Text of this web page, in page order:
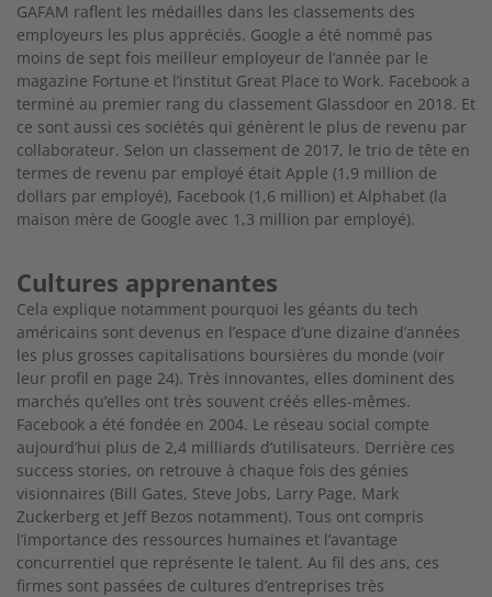
GAFAM raflent les médailles dans les classements des
employeurs les plus appréciés. Google a été nommé pas
moins de sept fois meilleur employeur de l’année par le
magazine Fortune et l’institut Great Place to Work. Facebook a
terminé au premier rang du classement Glassdoor en 2018. Et
ce sont aussi ces sociétés qui génèrent le plus de revenu par
collaborateur. Selon un classement de 2017, le trio de tête en
termes de revenu par employé était Apple (1,9 million de
dollars par employé), Facebook (1,6 million) et Alphabet (la
maison mère de Google avec 1,3 million par employé).
Cultures apprenantes
Cela explique notamment pourquoi les géants du tech
américains sont devenus en l’espace d’une dizaine d’années
les plus grosses capitalisations boursières du monde (voir
leur profil en page 24). Très innovantes, elles dominent des
marchés qu’elles ont très souvent créés elles-mêmes.
Facebook a été fondée en 2004. Le réseau social compte
aujourd’hui plus de 2,4 milliards d’utilisateurs. Derrière ces
success stories, on retrouve à chaque fois des génies
visionnaires (Bill Gates, Steve Jobs, Larry Page, Mark
Zuckerberg et Jeff Bezos notamment). Tous ont compris
l’importance des ressources humaines et l’avantage
concurrentiel que représente le talent. Au fil des ans, ces
firmes sont passées de cultures d’entreprises très